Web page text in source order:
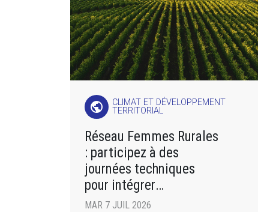
public
CLIMAT ET DÉVELOPPEMENT
TERRITORIAL
Réseau Femmes Rurales
: participez à des
journées techniques
pour intégrer
des pratiques agricoles
MAR 7 JUIL 2026